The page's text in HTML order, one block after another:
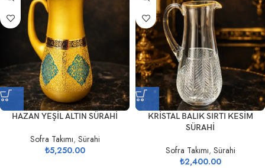
HAZAN YEŞİL ALTIN SÜRAHİ
Sofra Takımı, Sürahi
₺5,250.00
KRİSTAL BALIK SIRTI KESİM
SÜRAHİ
Sofra Takımı, Sürahi
₺2,400.00